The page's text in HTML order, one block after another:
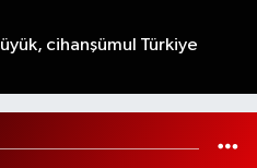
cihanşümul Türkiye